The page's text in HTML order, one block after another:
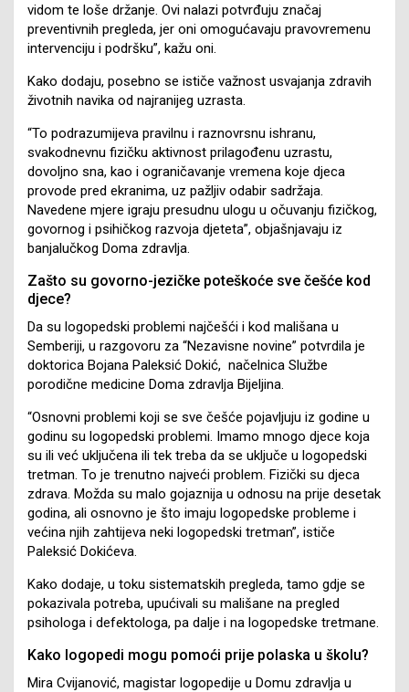
vidom te loše držanje. Ovi nalazi potvrđuju značaj
preventivnih pregleda, jer oni omogućavaju pravovremenu
intervenciju i podršku”, kažu oni.
Kako dodaju, posebno se ističe važnost usvajanja zdravih
životnih navika od najranijeg uzrasta.
“To podrazumijeva pravilnu i raznovrsnu ishranu,
svakodnevnu fizičku aktivnost prilagođenu uzrastu,
dovoljno sna, kao i ograničavanje vremena koje djeca
provode pred ekranima, uz pažljiv odabir sadržaja.
Navedene mjere igraju presudnu ulogu u očuvanju fizičkog,
govornog i psihičkog razvoja djeteta”, objašnjavaju iz
banjalučkog Doma zdravlja.
Zašto su govorno-jezičke poteškoće sve češće kod
djece?
Da su logopedski problemi najčešći i kod mališana u
Semberiji, u razgovoru za “Nezavisne novine” potvrdila je
doktorica Bojana Paleksić Dokić, načelnica Službe
porodične medicine Doma zdravlja Bijeljina.
“Osnovni problemi koji se sve češće pojavljuju iz godine u
godinu su logopedski problemi. Imamo mnogo djece koja
su ili već uključena ili tek treba da se uključe u logopedski
tretman. To je trenutno najveći problem. Fizički su djeca
zdrava. Možda su malo gojaznija u odnosu na prije desetak
godina, ali osnovno je što imaju logopedske probleme i
većina njih zahtijeva neki logopedski tretman”, ističe
Paleksić Dokićeva.
Kako dodaje, u toku sistematskih pregleda, tamo gdje se
pokazivala potreba, upućivali su mališane na pregled
psihologa i defektologa, pa dalje i na logopedske tretmane.
Kako logopedi mogu pomoći prije polaska u školu?
Mira Cvijanović, magistar logopedije u Domu zdravlja u